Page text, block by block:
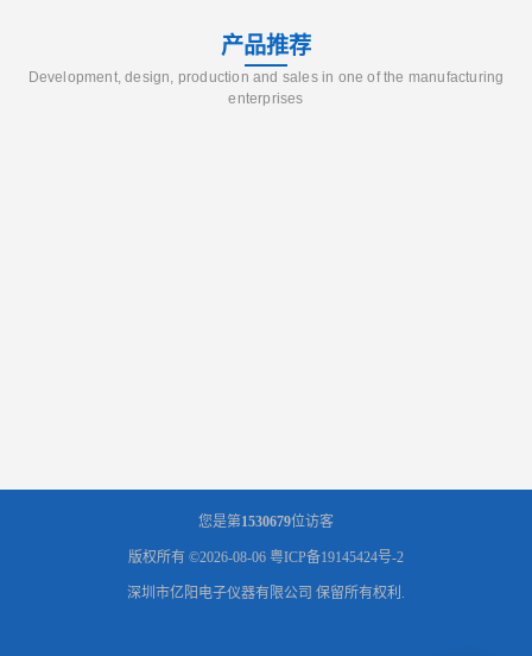
产品推荐
Development, design, production and sales in one of the manufacturing
enterprises
您是第1530679位访客
版权所有 ©2026-08-06 粤ICP备19145424号-2
深圳市亿阳电子仪器有限公司 保留所有权利.